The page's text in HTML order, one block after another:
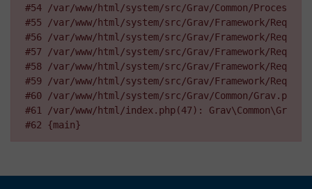
#54 /var/www/html/system/src/Grav/Common/
#55 /var/www/html/system/src/Grav/Framework/
#56 /var/www/html/system/src/Grav/Framework/
#57 /var/www/html/system/src/Grav/Framework/
#58 /var/www/html/system/src/Grav/Framework/
#59 /var/www/html/system/src/Grav/Framework/
#60 /var/www/html/system/src/Grav/Common/
#61 /var/www/html/index.php(47): Grav\Common\Grav-
#62 {main}